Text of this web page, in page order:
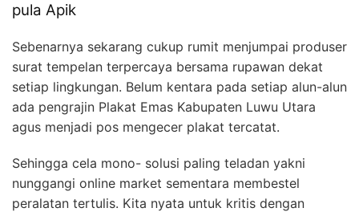
pula Apik
Sebenarnya sekarang cukup rumit menjumpai produser
surat tempelan terpercaya bersama rupawan dekat
setiap lingkungan. Belum kentara pada setiap alun-alun
ada pengrajin Plakat Emas Kabupaten Luwu Utara
agus menjadi pos mengecer plakat tercatat.
Sehingga cela mono- solusi paling teladan yakni
nunggangi online market sementara membestel
peralatan tertulis. Kita nyata untuk kritis dengan